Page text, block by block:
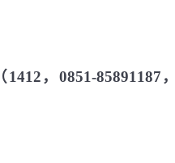
1412 ， 0851-85891187 ，